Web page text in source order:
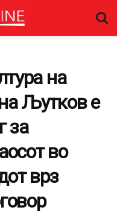
на
Љутков е
за
во
врз